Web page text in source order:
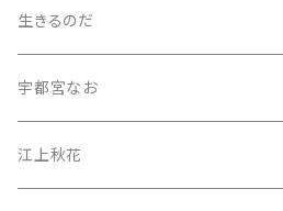
生きるのだ
宇都宮なお
江上秋花